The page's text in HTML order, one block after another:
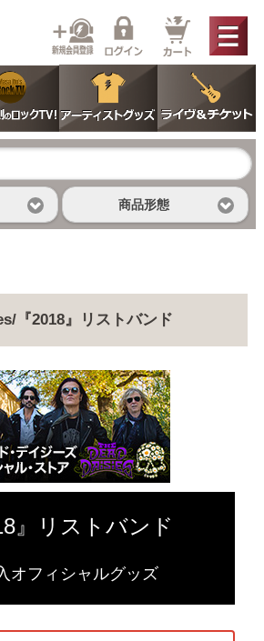
商品形態
『2018』リストバンド
』リストバンド
オフィシャルグッズ